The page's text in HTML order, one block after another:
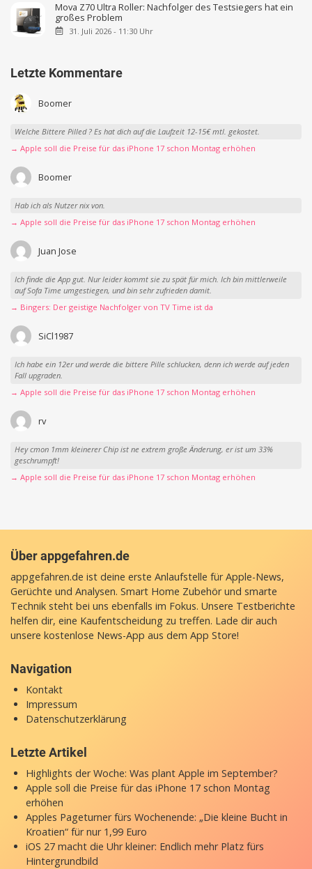
Mova Z70 Ultra Roller: Nachfolger des Testsiegers hat ein
großes Problem
31. Juli 2026 - 11:30 Uhr
Letzte Kommentare
Boomer
Welche Bittere Pilled ? Es hat dich auf die Laufzeit 12-15€ mtl. gekostet.
→ Apple soll die Preise für das iPhone 17 schon Montag erhöhen
Boomer
Hab ich als Nutzer nix von.
→ Apple soll die Preise für das iPhone 17 schon Montag erhöhen
Juan Jose
Ich finde die App gut. Nur leider kommt sie zu spät für mich. Ich bin mittlerweile
auf Sofa Time umgestiegen, und bin sehr zufrieden damit.
→ Bingers: Der geistige Nachfolger von TV Time ist da
SiCl1987
Ich habe ein 12er und werde die bittere Pille schlucken, denn ich werde auf jeden
Fall upgraden.
→ Apple soll die Preise für das iPhone 17 schon Montag erhöhen
rv
Hey cmon 1mm kleinerer Chip ist ne extrem große Änderung, er ist um 33%
geschrumpft!
→ Apple soll die Preise für das iPhone 17 schon Montag erhöhen
Über appgefahren.de
appgefahren.de ist deine erste Anlaufstelle für Apple-News,
Gerüchte und Analysen. Smart Home Zubehör und smarte
Technik steht bei uns ebenfalls im Fokus. Unsere Testberichte
helfen dir, eine Kaufentscheidung zu treffen. Lade dir auch
unsere kostenlose News-App aus dem App Store!
Navigation
Kontakt
Impressum
Datenschutzerklärung
Letzte Artikel
Highlights der Woche: Was plant Apple im September?
Apple soll die Preise für das iPhone 17 schon Montag
erhöhen
Apples Pageturner fürs Wochenende: „Die kleine Bucht in
Kroatien“ für nur 1,99 Euro
iOS 27 macht die Uhr kleiner: Endlich mehr Platz fürs
Hintergrundbild